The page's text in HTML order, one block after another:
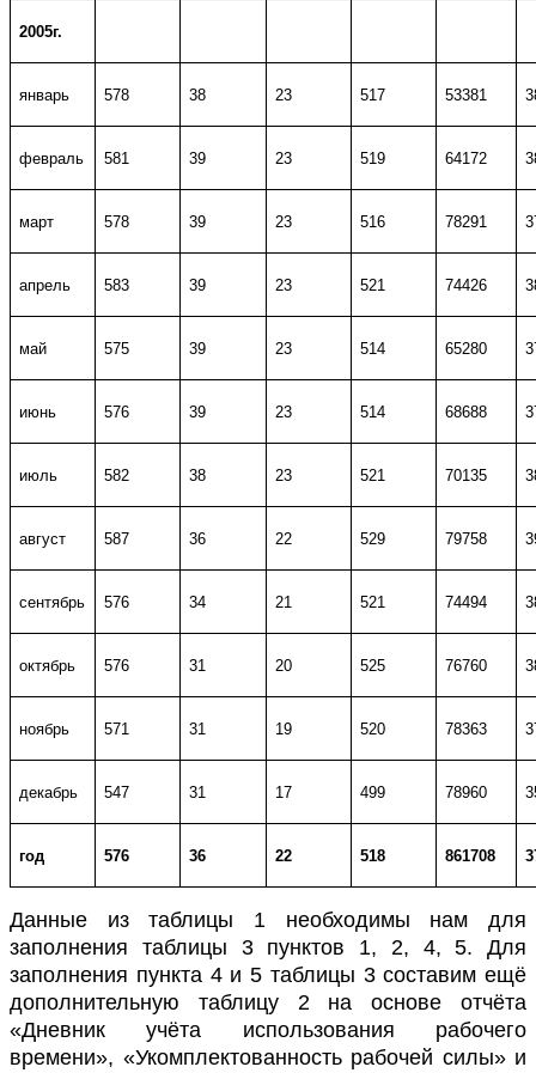
2005г.
январь 578 38 23 517 53381
февраль 581 39 23 519 64172
март 578 39 23 516 78291
апрель 583 39 23 521 74426
май 575 39 23 514 65280
июнь 576 39 23 514 68688
июль 582 38 23 521 70135
август 587 36 22 529 79758
сентябрь 576 34 21 521 74494
октябрь 576 31 20 525 76760
ноябрь 571 31 19 520 78363
декабрь 547 31 17 499 78960
год 576 36 22 518 861708
Данные из таблицы 1 необходимы нам для
заполнения таблицы 3 пунктов 1, 2, 4, 5. Для
заполнения пункта 4 и 5 таблицы 3 составим ещё
дополнительную таблицу 2 на основе отчёта
«Дневник учёта использования рабочего
времени», «Укомплектованность рабочей силы» и